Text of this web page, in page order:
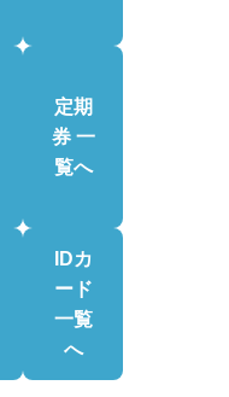
定期
券 一
覧へ
IDカ
ード
一覧
へ